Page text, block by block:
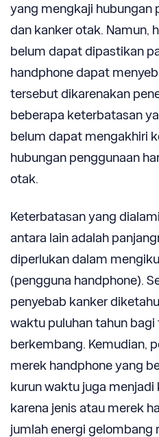
yang mengkaji hubungan
dan kanker otak. Namun,
belum dapat dipastikan
handphone dapat
tersebut dikarenakan
beberapa keterbatasan
belum dapat mengakhiri
hubungan penggunaan
otak.
Keterbatasan yang
antara lain adalah
diperlukan dalam
(pengguna handphone).
penyebab kanker
waktu puluhan tahun
berkembang. Kemudian,
merek handphone yang
kurun waktu juga menjadi
karena jenis atau merek
jumlah energi gelombang